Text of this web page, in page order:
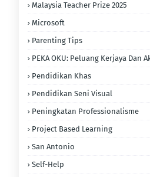
Malaysia Teacher Prize 2025
Microsoft
Parenting Tips
PEKA OKU: Peluang Kerjaya Dan
Pendidikan Khas
Pendidikan Seni Visual
Peningkatan Professionalisme
Project Based Learning
San Antonio
Self-Help